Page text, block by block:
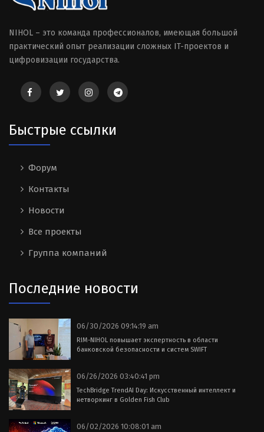
NIHOL – это команда профессионалов, имеющая большой
практический опыт реализации сложных IT-проектов и
цифровизации государства.
Быстрые ссылки
Форум
Контакты
Новости
Все проекты
Группа компаний
Последние новости
06/30/2026 09:14:19 am
RIM-NIHOL повышает экспертность в области
банковской безопасности и систем SWIFT
06/26/2026 03:40:41 pm
TechBridge TrendAI Day: Искусственный интеллект и
нетворкинг в Golden Fish Club
06/02/2026 10:08:01 am